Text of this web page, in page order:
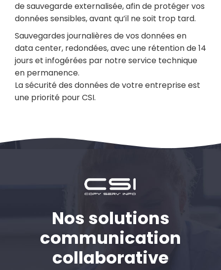
de sauvegarde externalisée, afin de protéger vos
données sensibles, avant qu’il ne soit trop tard.
Sauvegardes journalières de vos données en
data center, redondées, avec une rétention de 14
jours et infogérées par notre service technique
en permanence.
La sécurité des données de votre entreprise est
une priorité pour CSI.
Nos solutions
communication
collaborative